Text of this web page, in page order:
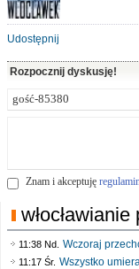
Udostępnij
Rozpocznij dyskusję!
Znam i akceptuję
włocławianie
11:38 Nd. Wczoraj
11:17 Śr. Wszystko